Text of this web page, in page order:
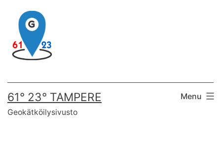
content
61° 23° TAMPERE
Geokätköilysivusto
Menu